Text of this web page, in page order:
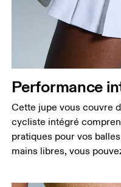
Taille
Mesurez votre tour de taille au dessus du nombril,
Performance
Cette jupe vous couvre
cycliste intégré
pratiques pour vos
mains libres, vous